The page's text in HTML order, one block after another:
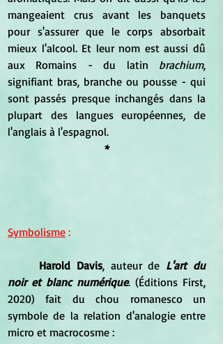
mangeaient crus avant les banquets
pour s'assurer que le corps absorbait
mieux l'alcool. Et leur nom est aussi dû
aux Romains - du latin brachium,
signifiant bras, branche ou pousse - qui
sont passés presque inchangés dans la
plupart des langues européennes, de
l'anglais à l'espagnol.
*
Symbolisme :
Harold Davis, auteur de L'art du
noir et blanc numérique. (Éditions First,
2020) fait du chou romanesco un
symbole de la relation d'analogie entre
micro et macrocosme :